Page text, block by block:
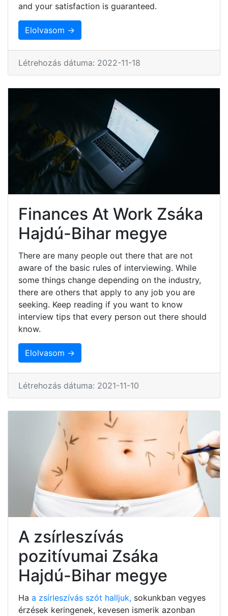
and your satisfaction is guaranteed.
Elolvasom →
Létrehozás dátuma: 2022-11-18
Finances At Work Zsáka
Hajdú-Bihar megye
There are many people out there that are not
aware of the basic rules of interviewing. While
some things change depending on the industry,
there are others that apply to any job you are
seeking. Keep reading if you want to know
interview tips that every person out there should
know.
Elolvasom →
Létrehozás dátuma: 2021-11-10
A zsírleszívás
pozitívumai Zsáka
Hajdú-Bihar megye
Ha a zsírleszívás szót halljuk, sokunkban vegyes
érzések keringenek, kevesen ismerik azonban